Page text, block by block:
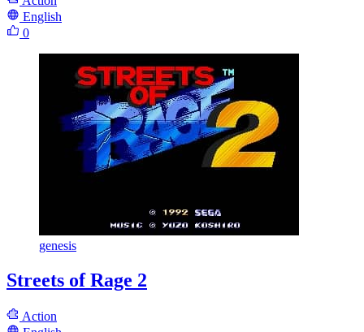
English
0
genesis
Streets of Rage 2
Action